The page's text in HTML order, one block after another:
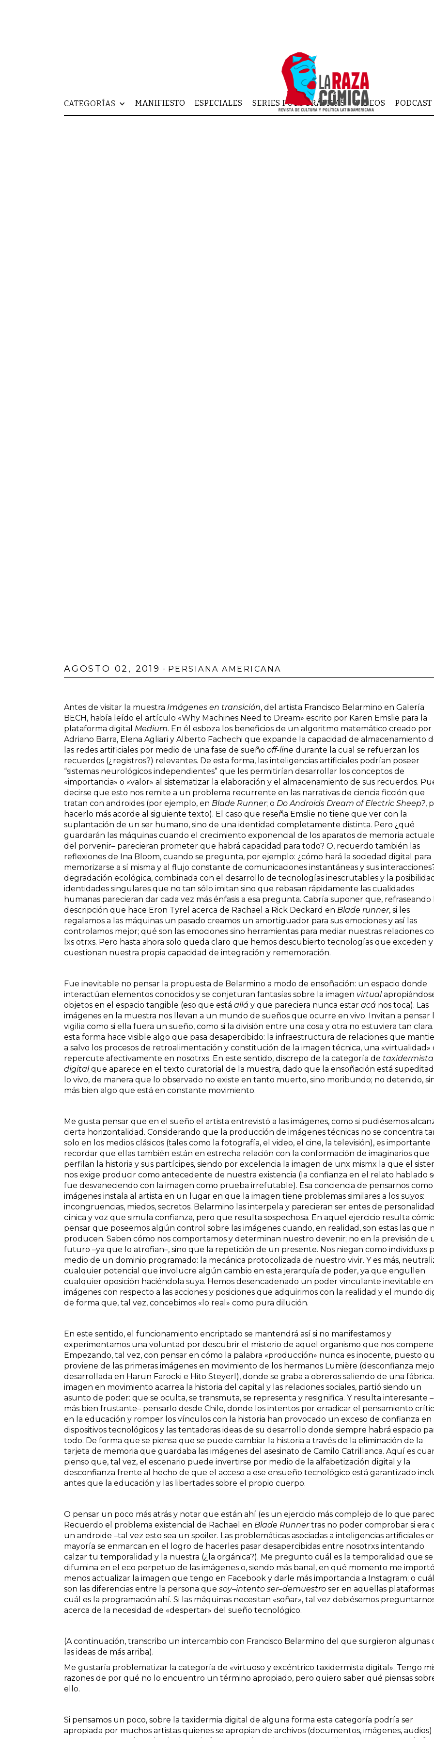
CATEGORÍAS MANIFIESTO ESPECIALES SERIES FOTOGRÁFICAS VIDEOS PODCAST
AGOSTO 02, 2019 - PERSIANA AMERICANA
Antes de visitar la muestra Imágenes en transición, del artista Francisco Belarmino en Galería
BECH, había leído el artículo «Why Machines Need to Dream» escrito por Karen Emslie para la
plataforma digital Medium. En él esboza los beneficios de un algoritmo matemático creado por
Adriano Barra, Elena Agliari y Alberto Fachechi que expande la capacidad de almacenamiento
las redes artificiales por medio de una fase de sueño off-line durante la cual se refuerzan los
recuerdos (¿registros?) relevantes. De esta forma, las inteligencias artificiales podrían poseer
“sistemas neurológicos independientes” que les permitirían desarrollar los conceptos de
«importancia» o «valor» al sistematizar la elaboración y el almacenamiento de sus recuerdos.
decirse que esto nos remite a un problema recurrente en las narrativas de ciencia ficción que
tratan con androides (por ejemplo, en Blade Runner; o Do Androids Dream of Electric Sheep?,
hacerlo más acorde al siguiente texto). El caso que reseña Emslie no tiene que ver con la
suplantación de un ser humano, sino de una identidad completamente distinta. Pero ¿qué
guardarán las máquinas cuando el crecimiento exponencial de los aparatos de memoria
del porvenir– parecieran prometer que habrá capacidad para todo? O, recuerdo también las
reflexiones de Ina Bloom, cuando se pregunta, por ejemplo: ¿cómo hará la sociedad digital para
memorizarse a sí misma y al flujo constante de comunicaciones instantáneas y sus
degradación ecológica, combinada con el desarrollo de tecnologías inescrutables y la
identidades singulares que no tan sólo imitan sino que rebasan rápidamente las cualidades
humanas parecieran dar cada vez más énfasis a esa pregunta. Cabría suponer que, refraseando
descripción que hace Eron Tyrel acerca de Rachael a Rick Deckard en Blade runner, si les
regalamos a las máquinas un pasado creamos un amortiguador para sus emociones y así las
controlamos mejor; qué son las emociones sino herramientas para mediar nuestras relaciones
lxs otrxs. Pero hasta ahora solo queda claro que hemos descubierto tecnologías que exceden y
cuestionan nuestra propia capacidad de integración y rememoración.
Fue inevitable no pensar la propuesta de Belarmino a modo de ensoñación: un espacio donde
interactúan elementos conocidos y se conjeturan fantasías sobre la imagen virtual
objetos en el espacio tangible (eso que está allá y que pareciera nunca estar acá nos toca). Las
imágenes en la muestra nos llevan a un mundo de sueños que ocurre en vivo. Invitan a pensar
vigilia como si ella fuera un sueño, como si la división entre una cosa y otra no estuviera tan
esta forma hace visible algo que pasa desapercibido: la infraestructura de relaciones que
a salvo los procesos de retroalimentación y constitución de la imagen técnica, una «virtualidad»
repercute afectivamente en nosotrxs. En este sentido, discrepo de la categoría de taxidermista
digitalque aparece en el texto curatorial de la muestra, dado que la ensoñación está
lo vivo, de manera que lo observado no existe en tanto muerto, sino moribundo; no detenido,
más bien algo que está en constante movimiento.
Me gusta pensar que en el sueño el artista entrevistó a las imágenes, como si pudiésemos
cierta horizontalidad. Considerando que la producción de imágenes técnicas no se concentra
solo en los medios clásicos (tales como la fotografía, el video, el cine, la televisión), es importante
recordar que ellas también están en estrecha relación con la conformación de imaginarios que
perfilan la historia y sus partícipes, siendo por excelencia la imagen de unx mismx la que el
nos exige producir como antecedente de nuestra existencia (la confianza en el relato hablado
fue desvaneciendo con la imagen como prueba irrefutable). Esa conciencia de pensarnos como
imágenes instala al artista en un lugar en que la imagen tiene problemas similares a los suyos:
incongruencias, miedos, secretos. Belarmino las interpela y parecieran ser entes de personalidad
cínica y voz que simula confianza, pero que resulta sospechosa. En aquel ejercicio resulta
pensar que poseemos algún control sobre las imágenes cuando, en realidad, son estas las que
producen. Saben cómo nos comportamos y determinan nuestro devenir; no en la previsión de
futuro –ya que lo atrofian–, sino que la repetición de un presente. Nos niegan como individuxs
medio de un dominio programado: la mecánica protocolizada de nuestro vivir. Y es más,
cualquier potencial que involucre algún cambio en esta jerarquía de poder, ya que engullen
cualquier oposición haciéndola suya. Hemos desencadenado un poder vinculante inevitable en
imágenes con respecto a las acciones y posiciones que adquirimos con la realidad y el mundo
de forma que, tal vez, concebimos «lo real» como pura dilución.
En este sentido, el funcionamiento encriptado se mantendrá así si no manifestamos y
experimentamos una voluntad por descubrir el misterio de aquel organismo que nos
Empezando, tal vez, con pensar en cómo la palabra «producción» nunca es inocente, puesto
proviene de las primeras imágenes en movimiento de los hermanos Lumière (desconfianza
desarrollada en Harun Farocki e Hito Steyerl), donde se graba a obreros saliendo de una fábrica.
imagen en movimiento acarrea la historia del capital y las relaciones sociales, partió siendo un
asunto de poder: que se oculta, se transmuta, se representa y resignifica. Y resulta interesante
más bien frustante– pensarlo desde Chile, donde los intentos por erradicar el pensamiento
en la educación y romper los vínculos con la historia han provocado un exceso de confianza en
dispositivos tecnológicos y las tentadoras ideas de su desarrollo donde siempre habrá espacio
todo. De forma que se piensa que se puede cambiar la historia a través de la eliminación de la
tarjeta de memoria que guardaba las imágenes del asesinato de Camilo Catrillanca. Aquí es
pienso que, tal vez, el escenario puede invertirse por medio de la alfabetización digital y la
desconfianza frente al hecho de que el acceso a ese ensueño tecnológico está garantizado
antes que la educación y las libertades sobre el propio cuerpo.
O pensar un poco más atrás y notar que están ahí (es un ejercicio más complejo de lo que
Recuerdo el problema existencial de Rachael en Blade Runnertras no poder comprobar si era
un androide –tal vez esto sea un spoiler. Las problemáticas asociadas a inteligencias artificiales
mayoría se enmarcan en el logro de hacerles pasar desapercibidas entre nosotrxs intentando
calzar tu temporalidad y la nuestra (¿la orgánica?). Me pregunto cuál es la temporalidad que se
difumina en el eco perpetuo de las imágenes o, siendo más banal, en qué momento me importó
menos actualizar la imagen que tengo en Facebook y darle más importancia a Instagram; o
son las diferencias entre la persona que soy–intento ser–demuestro ser en aquellas
cuál es la programación ahí. Si las máquinas necesitan «soñar», tal vez debiésemos
acerca de la necesidad de «despertar» del sueño tecnológico.
(A continuación, transcribo un intercambio con Francisco Belarmino del que surgieron algunas
las ideas de más arriba).
Me gustaría problematizar la categoría de «virtuoso y excéntrico taxidermista digital». Tengo
razones de por qué no lo encuentro un término apropiado, pero quiero saber qué piensas
ello.
Si pensamos un poco, sobre la taxidermia digital de alguna forma esta categoría podría ser
apropiada por muchos artistas quienes se apropian de archivos (documentos, imágenes, audios)